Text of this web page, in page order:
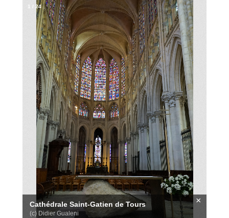
Cathédrale Saint-Gatien de Tours
(c) Didier Gualeni
×
1 / 24